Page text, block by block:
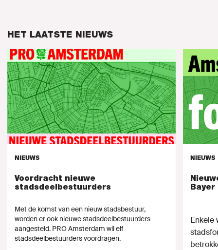
HET LAATSTE NIEUWS
NIEUWS
Voordracht nieuwe
stadsdeelbestuurders
Met de komst van een nieuw stadsbestuur,
worden er ook nieuwe stadsdeelbestuurders
aangesteld. PRO Amsterdam wil elf
stadsdeelbestuurders voordragen.
NIEUWS
Bayer
Enkele